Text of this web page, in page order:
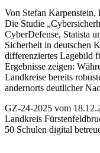
Von Stefan
Die Studie
CyberDefense, Statista
Sicherheit in deutschen
differenziertes Lagebild
Ergebnisse zeigen:
Landkreise bereits
andernorts deutlicher
GZ-24-2025 vom
Landkreis
50 Schulen digital